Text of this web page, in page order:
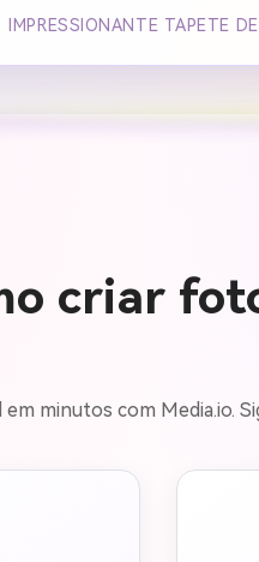
IMPRESSIONANTE TAPETE
criar
minutos com Media.io.